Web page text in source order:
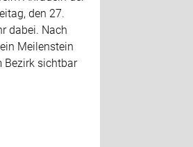
den 27.
dabei. Nach
Meilenstein
Bezirk sichtbar